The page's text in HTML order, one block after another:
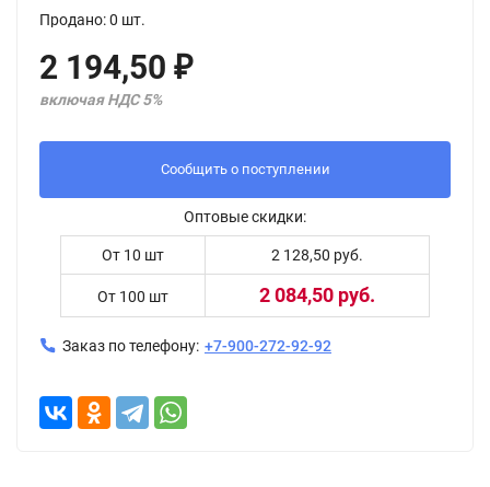
Продано: 0 шт.
2 194,50 ₽
включая НДС 5%
Сообщить о поступлении
Оптовые скидки:
От 10 шт 2 128,50 руб.
От 100 шт 2 084,50 руб.
Заказ по телефону: +7-900-272-92-92